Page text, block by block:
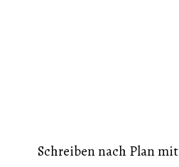
Schreiben nach Plan mit